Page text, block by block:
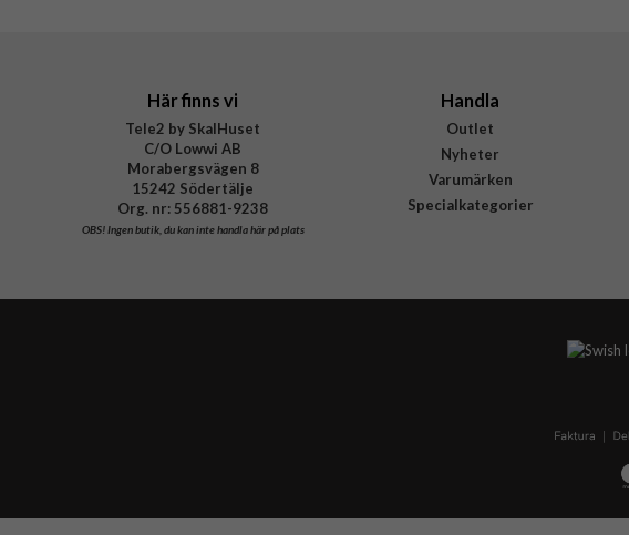
Här finns vi
Tele2 by SkalHuset
C/O Lowwi AB
Morabergsvägen 8
15242 Södertälje
Org. nr: 556881-9238
OBS!Ingen butik, du kan inte handla här på plats
Handla
Outlet
Nyheter
Varumärken
Specialkategorier